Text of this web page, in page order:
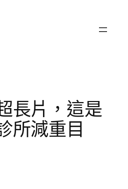
長片，這是
所減重目